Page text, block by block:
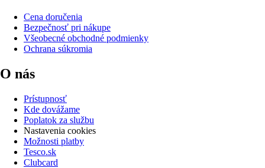
Cena doručenia
Bezpečnosť pri nákupe
Všeobecné obchodné podmienky
Ochrana súkromia
O nás
Prístupnosť
Kde dovážame
Poplatok za službu
Nastavenia cookies
Možnosti platby
Tesco.sk
Clubcard